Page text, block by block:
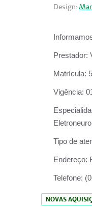
Design:
Prestador:
Matrícula:
Vigência:
Tipo de
Endereço:
Telefone:
NOVAS